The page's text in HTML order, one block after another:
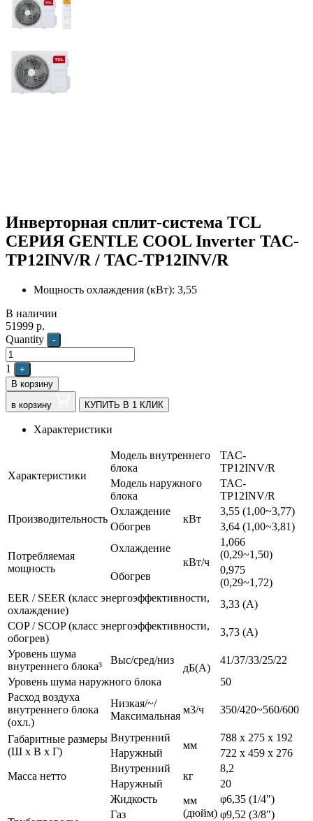
Инверторная сплит-система TCL
СЕРИЯ GENTLE COOL Inverter TAC-
TP12INV/R / TAC-TP12INV/R
Мощность охлаждения (кВт): 3,55
В наличии
51999 р.
Quantity
-
1
+
В корзину
в корзину
КУПИТЬ В 1 КЛИК
Характеристики
Характеристики
Модель внутреннего
блока
TAC-
TP12INV/R
Модель наружного
блока
TAC-
TP12INV/R
Производительность
Охлаждение
кВт
3,55 (1,00~3,77)
Обогрев
3,64 (1,00~3,81)
Потребляемая
мощность
Охлаждение
кВт/ч
1,066
(0,29~1,50)
Обогрев
0,975
(0,29~1,72)
EER / SEER (класс энергоэффективности,
охлаждение)
3,33 (A)
COP / SCOP (класс энергоэффективности,
обогрев)
3,73 (A)
Уровень шума
внутреннего блока³
Выс/сред/низ
дБ(A)
41/37/33/25/22
Уровень шума наружного блока
50
Расход воздуха
внутреннего блока
(охл.)
Низкая/~/
Максимальная
м3/ч 350/420~560/600
Габаритные размеры
(Ш х В х Г)
Внутренний
мм
788 х 275 х 192
Наружный
722 х 459 х 276
Масса нетто
Внутренний
кг
8,2
Наружный
20
Жидкость
мм
(дюйм)
φ6,35 (1/4″)
Газ
φ9,52 (3/8″)